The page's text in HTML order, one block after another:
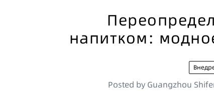
напитком:
Posted by Guangzhou